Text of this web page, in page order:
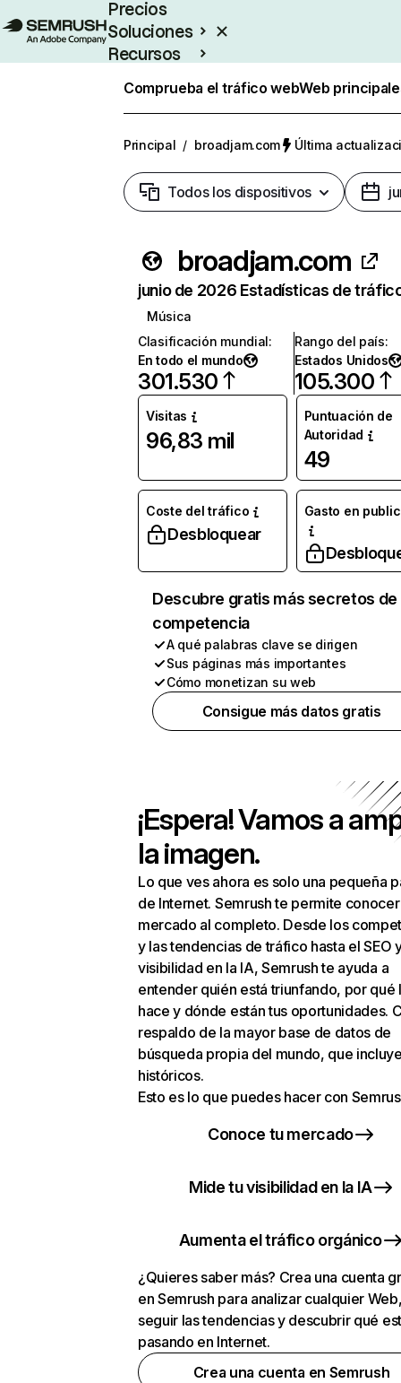
Precios
Soluciones
Recursos
Comprueba el tráfico webWeb
Principal / broadjam.com Última
Todos los dispositivos
broadjam.com
junio de 2026 Estadísticas de
Música
Clasificación mundial:
En todo el mundo
301.530
Rango del país:
Estados Unidos
105.300
Visitas
96,83 mil
Puntuación de
Autoridad
49
Coste del tráfico
Desbloquear
Gasto en
Descubre gratis más secretos de
competencia
A qué palabras clave se dirigen
Sus páginas más importantes
Cómo monetizan su web
Consigue más datos gratis
¡Espera! Vamos a
la imagen.
Lo que ves ahora es solo una pequeña
de Internet. Semrush te permite
mercado al completo. Desde los
y las tendencias de tráfico hasta el SEO
visibilidad en la IA, Semrush te ayuda a
entender quién está triunfando, por qué
hace y dónde están tus oportunidades.
respaldo de la mayor base de datos de
búsqueda propia del mundo, que
históricos.
Esto es lo que puedes hacer con
Conoce tu mercado
Mide tu visibilidad en la IA
Aumenta el tráfico orgánico
¿Quieres saber más? Crea una cuenta
en Semrush para analizar cualquier
seguir las tendencias y descubrir qué
pasando en Internet.
Crea una cuenta en Semrush